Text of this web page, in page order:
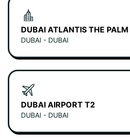
DUBAI ATLANTIS THE
DUBAI - DUBAI
DUBAI AIRPORT T2
DUBAI - DUBAI